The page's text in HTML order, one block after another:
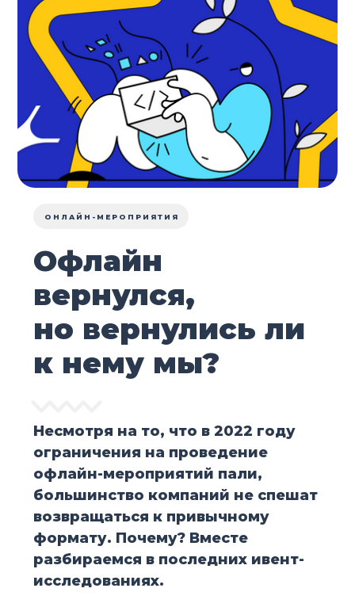
ОНЛАЙН-МЕРОПРИЯТИЯ
Офлайн
вернулся,
но вернулись ли
к нему мы?
Несмотря на то, что в 2022 году
ограничения на проведение
офлайн-мероприятий пали,
большинство компаний не спешат
возвращаться к привычному
формату. Почему? Вместе
разбираемся в последних ивент-
исследованиях.